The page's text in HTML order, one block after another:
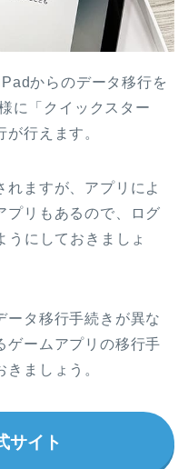
からのデータ移行を
に「クイックスター
が行えます。
れますが、アプリによ
プリもあるので、ログ
うにしておきましょ
ータ移行手続きが異な
ゲームアプリの移行手
ましょう。
サイト